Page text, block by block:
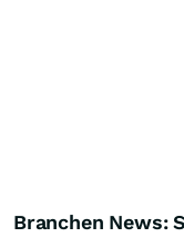
Branchen News: